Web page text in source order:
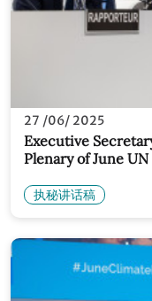
27 /06/ 2025
Executive
Plenary of June
执秘讲话稿